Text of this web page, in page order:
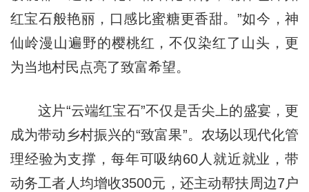
红宝石般艳丽，口感比蜜糖更香甜。”如今，神
仙岭漫山遍野的樱桃红，不仅染红了山头，更
为当地村民点亮了致富希望。
这片“云端红宝石”不仅是舌尖上的盛宴，更
成为带动乡村振兴的“致富果”。农场以现代化管
理经验为支撑，每年可吸纳60人就近就业，带
动务工者人均增收3500元，还主动帮扶周边7户